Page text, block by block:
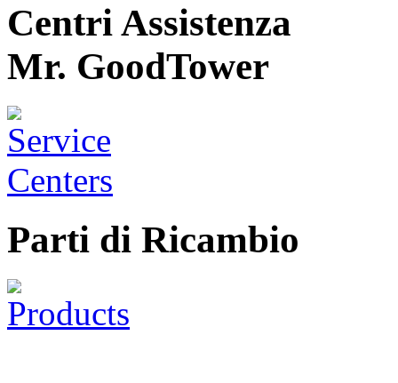
Centri Assistenza
Mr. GoodTower
Parti di Ricambio